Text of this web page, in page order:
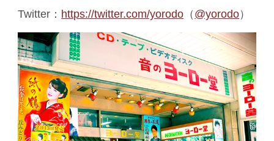
Twitter： https://twitter.com/yorodo （ @yorodo）